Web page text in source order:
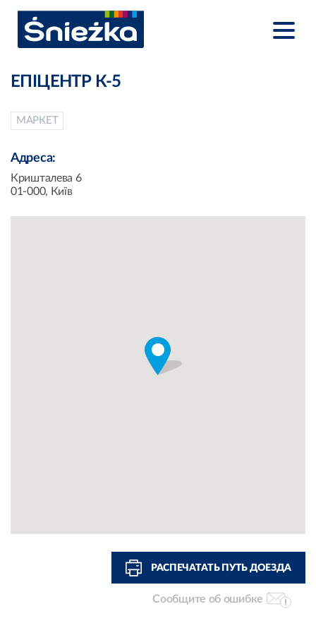
ЕПІЦЕНТР К-5
МАРКЕТ
Адреса:
Кришталева 6
01-000, Київ
РАСПЕЧАТАТЬ ПУТЬ ДОЕЗДА
Сообщите об ошибке